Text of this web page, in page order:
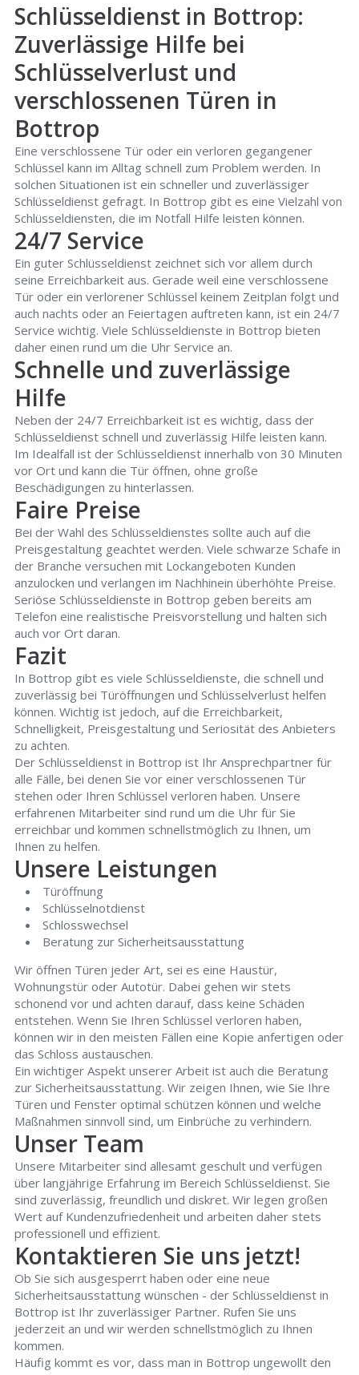
Schlüsseldienst in Bottrop:
Zuverlässige Hilfe bei
Schlüsselverlust und
verschlossenen Türen in
Bottrop
Eine verschlossene Tür oder ein verloren gegangener
Schlüssel kann im Alltag schnell zum Problem werden. In
solchen Situationen ist ein schneller und zuverlässiger
Schlüsseldienst gefragt. In Bottrop gibt es eine Vielzahl von
Schlüsseldiensten, die im Notfall Hilfe leisten können.
24/7 Service
Ein guter Schlüsseldienst zeichnet sich vor allem durch
seine Erreichbarkeit aus. Gerade weil eine verschlossene
Tür oder ein verlorener Schlüssel keinem Zeitplan folgt und
auch nachts oder an Feiertagen auftreten kann, ist ein 24/7
Service wichtig. Viele Schlüsseldienste in Bottrop bieten
daher einen rund um die Uhr Service an.
Schnelle und zuverlässige
Hilfe
Neben der 24/7 Erreichbarkeit ist es wichtig, dass der
Schlüsseldienst schnell und zuverlässig Hilfe leisten kann.
Im Idealfall ist der Schlüsseldienst innerhalb von 30 Minuten
vor Ort und kann die Tür öffnen, ohne große
Beschädigungen zu hinterlassen.
Faire Preise
Bei der Wahl des Schlüsseldienstes sollte auch auf die
Preisgestaltung geachtet werden. Viele schwarze Schafe in
der Branche versuchen mit Lockangeboten Kunden
anzulocken und verlangen im Nachhinein überhöhte Preise.
Seriöse Schlüsseldienste in Bottrop geben bereits am
Telefon eine realistische Preisvorstellung und halten sich
auch vor Ort daran.
Fazit
In Bottrop gibt es viele Schlüsseldienste, die schnell und
zuverlässig bei Türöffnungen und Schlüsselverlust helfen
können. Wichtig ist jedoch, auf die Erreichbarkeit,
Schnelligkeit, Preisgestaltung und Seriosität des Anbieters
zu achten.
Der Schlüsseldienst in Bottrop ist Ihr Ansprechpartner für
alle Fälle, bei denen Sie vor einer verschlossenen Tür
stehen oder Ihren Schlüssel verloren haben. Unsere
erfahrenen Mitarbeiter sind rund um die Uhr für Sie
erreichbar und kommen schnellstmöglich zu Ihnen, um
Ihnen zu helfen.
Unsere Leistungen
Türöffnung
Schlüsselnotdienst
Schlosswechsel
Beratung zur Sicherheitsausstattung
Wir öffnen Türen jeder Art, sei es eine Haustür,
Wohnungstür oder Autotür. Dabei gehen wir stets
schonend vor und achten darauf, dass keine Schäden
entstehen. Wenn Sie Ihren Schlüssel verloren haben,
können wir in den meisten Fällen eine Kopie anfertigen oder
das Schloss austauschen.
Ein wichtiger Aspekt unserer Arbeit ist auch die Beratung
zur Sicherheitsausstattung. Wir zeigen Ihnen, wie Sie Ihre
Türen und Fenster optimal schützen können und welche
Maßnahmen sinnvoll sind, um Einbrüche zu verhindern.
Unser Team
Unsere Mitarbeiter sind allesamt geschult und verfügen
über langjährige Erfahrung im Bereich Schlüsseldienst. Sie
sind zuverlässig, freundlich und diskret. Wir legen großen
Wert auf Kundenzufriedenheit und arbeiten daher stets
professionell und effizient.
Kontaktieren Sie uns jetzt!
Ob Sie sich ausgesperrt haben oder eine neue
Sicherheitsausstattung wünschen - der Schlüsseldienst in
Bottrop ist Ihr zuverlässiger Partner. Rufen Sie uns
jederzeit an und wir werden schnellstmöglich zu Ihnen
kommen.
Häufig kommt es vor, dass man in Bottrop ungewollt den